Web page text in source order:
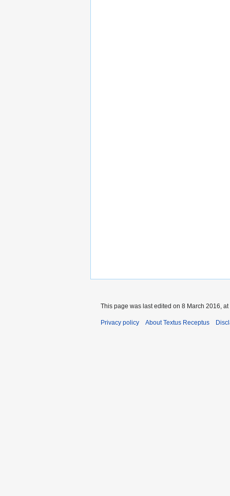
This page was last edited on 8 March 2016, at
Privacy policy About Textus Receptus